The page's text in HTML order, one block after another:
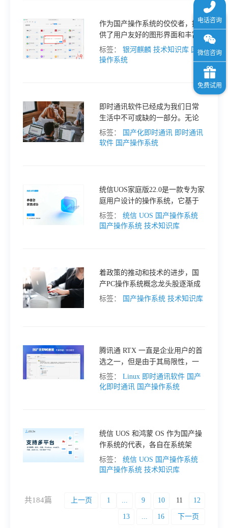
作为国产操作系统的佼佼者，提
供了用户友好的图形界面和丰富
的软件生态。在使用过程中，用
户可能会面临需要卸载软件的情
标签： 银河麒麟 技术知识库 国产
操作系统
即时通讯软件已经成为我们日常
生活中不可或缺的一部分。无论
是工作还是生活，我们都需要依
赖即时通讯软件来进行沟通和交
标签： 国产化即时通讯 即时通讯
软件 国产操作系统
统信UOS家庭版22.0是一款专为家
庭用户设计的操作系统，它基于
Linux内核，提供了丰富的应用软
件和便捷的操作体验。
标签：
统信 UOS 国产操作系统
国产操作系统 技术知识库
着政策的推动和技术的进步，国
产PC操作系统概念龙头股逐渐成
为投资者关注的焦点。以下是部
标签： 国产操作系统 技术知识库
腾讯通 RTX 一直是企业用户的首
选之一，但是由于其局限性，一
些企业开始寻找专为企业定制的
替代方案。
标签： Linux 即时通讯软件 国产
化即时通讯 国产操作系统
统信 UOS 和鸿蒙 OS 作为国产操
作系统的代表，各自在系统架
构、内核、兼容性、生态以及安
全性和性能上展现出独特的优
标签：
统信 UOS 国产操作系统
国产操作系统 技术知识库
共184篇 上一页 1 ... 9 10 11 12
13 ... 16 下一页